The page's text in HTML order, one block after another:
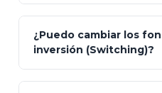
inflación), Dólares o
¿Puedo cambiar los
inversión (Switching)?